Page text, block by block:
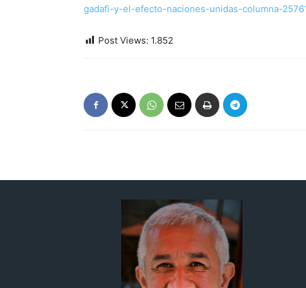
gadafi-y-el-efecto-naciones-unidas-columna-
Post Views: 1.852